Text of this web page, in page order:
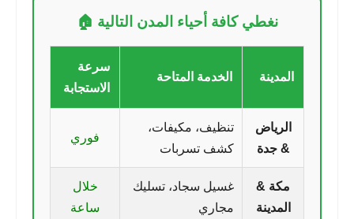
نغطي كافة أحياء المدن التالية 🏠
المدينة الخدمة المتاحة
سرعة
الاستجابة
الرياض
& جدة
تنظيف، مكيفات،
كشف تسربات
فوري
مكة &
المدينة
غسيل سجاد، تسليك
مجاري
خلال
ساعة